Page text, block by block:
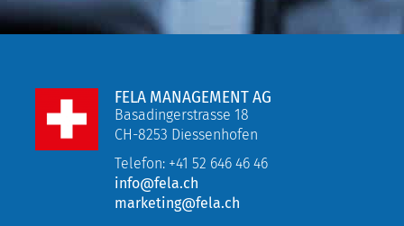
FELA MANAGEMENT AG
Basadingerstrasse 18
CH-8253 Diessenhofen
Telefon: +41 52 646 46 46
info@fela.ch
marketing@fela.ch